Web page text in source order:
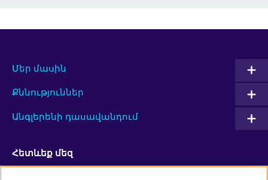
Մեր մասին
Քննություններ
Անգլերենի դասավանդում
Հետևեք մեզ